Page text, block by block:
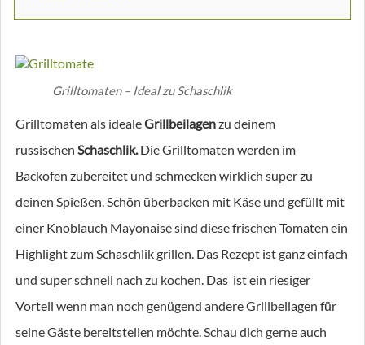
Grilltomaten – Ideal zu Schaschlik
Grilltomaten als idealeGrillbeilagenzu deinem
russischen Schaschlik.Die Grilltomaten werden im
Backofen zubereitet und schmecken wirklich super zu
deinen Spießen. Schön überbacken mit Käse und gefüllt mit
einer Knoblauch Mayonaise sind diese frischen Tomaten ein
Highlight zum Schaschlik grillen. Das Rezept ist ganz einfach
und super schnell nach zu kochen. Das ist ein riesiger
Vorteil wenn man noch genügend andere Grillbeilagen für
seine Gäste bereitstellen möchte. Schau dich gerne auch